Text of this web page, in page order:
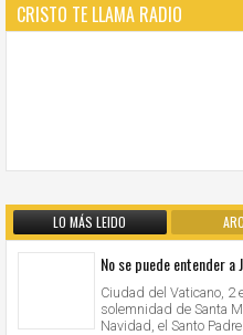
CRISTO TE LLAMA RADIO
LO MÁS LEIDO
No se puede entender a
Ciudad del Vaticano, 2
solemnidad de Santa
Navidad, el Santo Padre